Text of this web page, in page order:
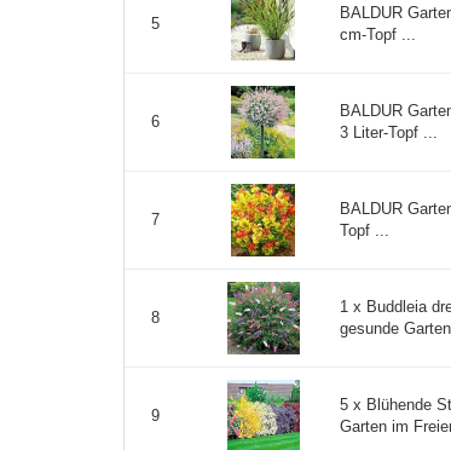
5
BALDUR
cm-Topf ...
6
BALDUR
3 Liter-Topf ...
7
BALDUR
Topf ...
8
1 x Buddleia
gesunde
9
5 x Blühende
Garten im